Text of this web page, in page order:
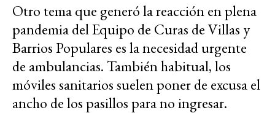
Otro tema que generó la reacción en plena
pandemia del Equipo de Curas de Villas y
Barrios Populares es la necesidad urgente
de ambulancias. También habitual, los
móviles sanitarios suelen poner de excusa el
ancho de los pasillos para no ingresar.